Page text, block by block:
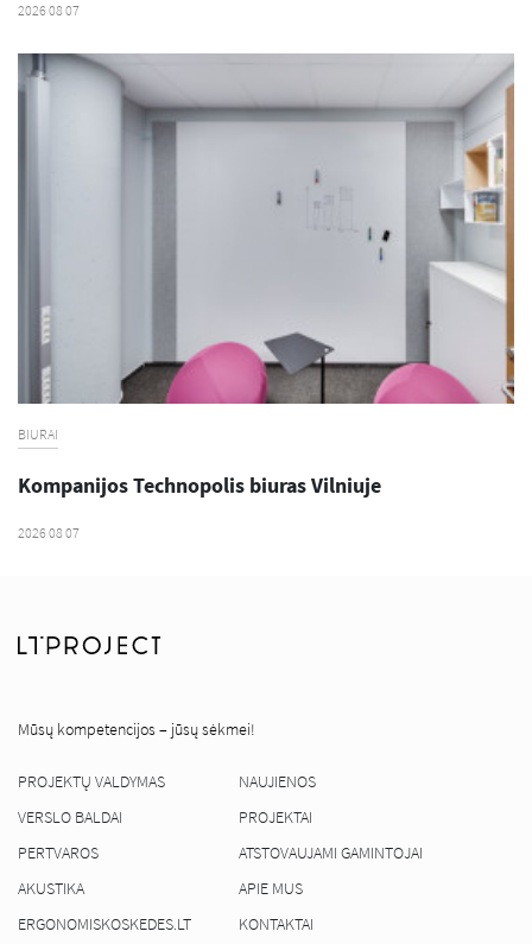
2026 08 07
BIURAI
Kompanijos Technopolis biuras Vilniuje
2026 08 07
Mūsų kompetencijos – jūsų sėkmei!
PROJEKTŲ VALDYMAS
VERSLO BALDAI
PERTVAROS
AKUSTIKA
ERGONOMISKOSKEDES.LT
NAUJIENOS
PROJEKTAI
ATSTOVAUJAMI GAMINTOJAI
APIE MUS
KONTAKTAI